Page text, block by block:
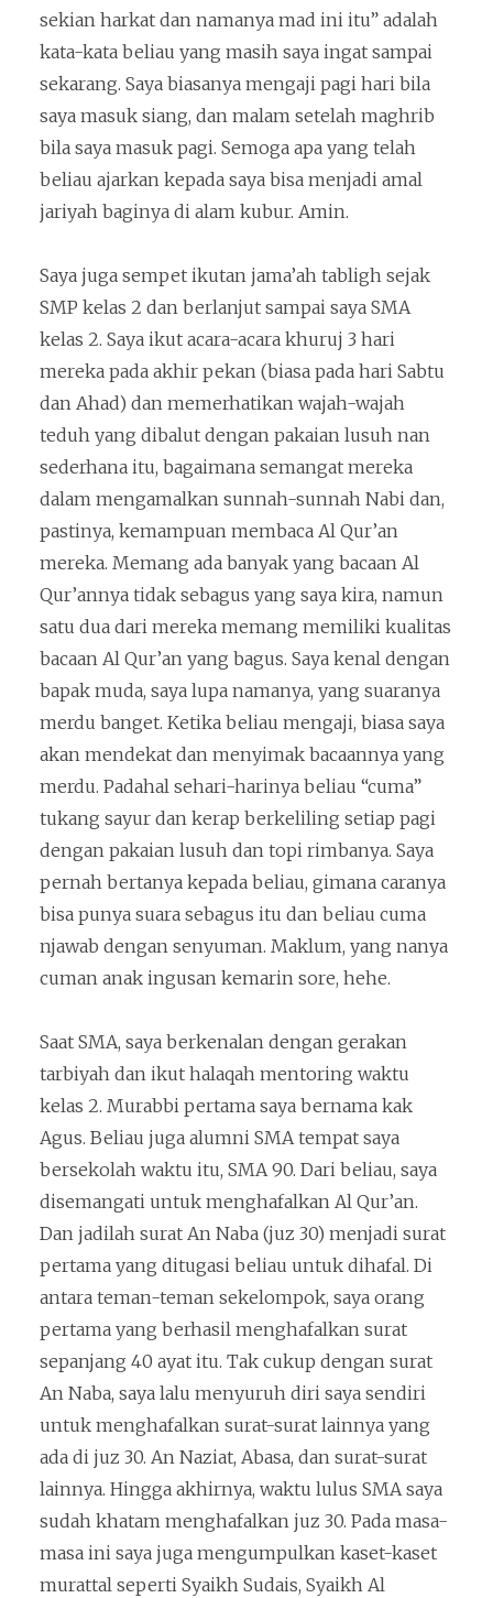
sekian harkat dan namanya mad ini itu” adalah
kata-kata beliau yang masih saya ingat sampai
sekarang. Saya biasanya mengaji pagi hari bila
saya masuk siang, dan malam setelah maghrib
bila saya masuk pagi. Semoga apa yang telah
beliau ajarkan kepada saya bisa menjadi amal
jariyah baginya di alam kubur. Amin.
Saya juga sempet ikutan jama’ah tabligh sejak
SMP kelas 2 dan berlanjut sampai saya SMA
kelas 2. Saya ikut acara-acara khuruj 3 hari
mereka pada akhir pekan (biasa pada hari Sabtu
dan Ahad) dan memerhatikan wajah-wajah
teduh yang dibalut dengan pakaian lusuh nan
sederhana itu, bagaimana semangat mereka
dalam mengamalkan sunnah-sunnah Nabi dan,
pastinya, kemampuan membaca Al Qur’an
mereka. Memang ada banyak yang bacaan Al
Qur’annya tidak sebagus yang saya kira, namun
satu dua dari mereka memang memiliki kualitas
bacaan Al Qur’an yang bagus. Saya kenal dengan
bapak muda, saya lupa namanya, yang suaranya
merdu banget. Ketika beliau mengaji, biasa saya
akan mendekat dan menyimak bacaannya yang
merdu. Padahal sehari-harinya beliau “cuma”
tukang sayur dan kerap berkeliling setiap pagi
dengan pakaian lusuh dan topi rimbanya. Saya
pernah bertanya kepada beliau, gimana caranya
bisa punya suara sebagus itu dan beliau cuma
njawab dengan senyuman. Maklum, yang nanya
cuman anak ingusan kemarin sore, hehe.
Saat SMA, saya berkenalan dengan gerakan
tarbiyah dan ikut halaqah mentoring waktu
kelas 2. Murabbi pertama saya bernama kak
Agus. Beliau juga alumni SMA tempat saya
bersekolah waktu itu, SMA 90. Dari beliau, saya
disemangati untuk menghafalkan Al Qur’an.
Dan jadilah surat An Naba (juz 30) menjadi surat
pertama yang ditugasi beliau untuk dihafal. Di
antara teman-teman sekelompok, saya orang
pertama yang berhasil menghafalkan surat
sepanjang 40 ayat itu. Tak cukup dengan surat
An Naba, saya lalu menyuruh diri saya sendiri
untuk menghafalkan surat-surat lainnya yang
ada di juz 30. An Naziat, Abasa, dan surat-surat
lainnya. Hingga akhirnya, waktu lulus SMA saya
sudah khatam menghafalkan juz 30. Pada masa-
masa ini saya juga mengumpulkan kaset-kaset
murattal seperti Syaikh Sudais, Syaikh Al